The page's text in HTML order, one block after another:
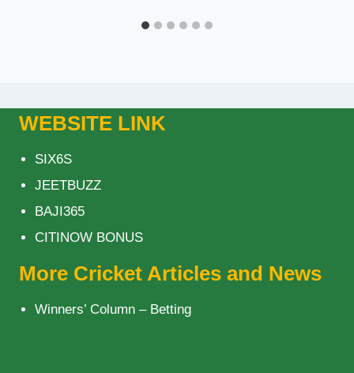
WEBSITE LINK
SIX6S
JEETBUZZ
BAJI365
CITINOW BONUS
More Cricket Articles and News
Winners’ Column – Betting